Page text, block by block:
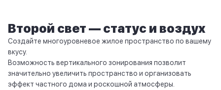
Второй свет — статус и воздух
Создайте многоуровневое жилое пространство по вашему
вкусу.
Возможность вертикального зонирования позволит
значительно увеличить пространство и организовать
эффект частного дома и роскошной атмосферы.